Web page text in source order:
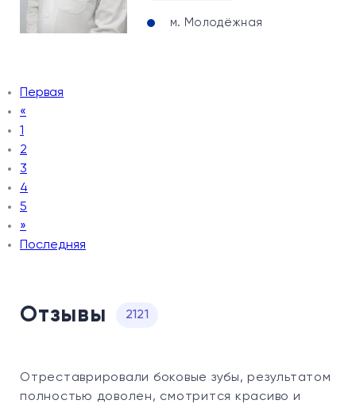
м. Молодёжная
Первая
«
1
2
3
4
5
»
Последняя
Отзывы 2121
Отреставрировали боковые зубы, результатом
полностью доволен, смотрится красиво и